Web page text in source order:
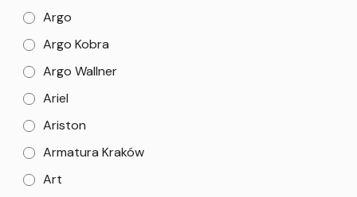
Argo
Argo Kobra
Argo Wallner
Ariel
Ariston
Armatura Kraków
Art